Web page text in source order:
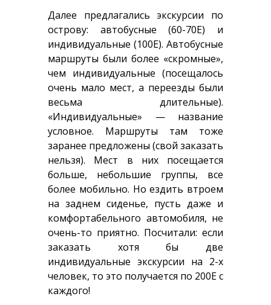
Далее предлагались экскурсии по
острову: автобусные (60-70Е) и
индивидуальные (100Е). Автобусные
маршруты были более «скромные»,
чем индивидуальные (посещалось
очень мало мест, а переезды были
весьма длительные).
«Индивидуальные» — название
условное. Маршруты там тоже
заранее предложены (свой заказать
нельзя). Мест в них посещается
больше, небольшие группы, все
более мобильно. Но ездить втроем
на заднем сиденье, пусть даже и
комфортабельного автомобиля, не
очень-то приятно. Посчитали: если
заказать хотя бы две
индивидуальные экскурсии на 2-х
человек, то это получается по 200Е с
каждого!